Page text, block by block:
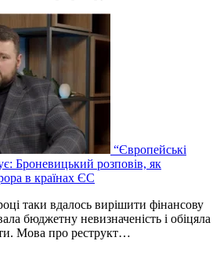
“Європейські
Броневицький розповів, як
в країнах ЄС
таки вдалось вирішити фінансову
бюджетну невизначеність і обіцяла
Мова про реструкт…